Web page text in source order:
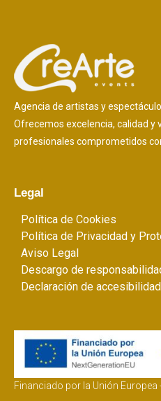
Agencia de artistas y
Ofrecemos excelencia, calidad y
profesionales comprometidos
Legal
Política de Cookies
Política de Privacidad y
Aviso Legal
Descargo de
Declaración de accesibilidad
Financiado por la Unión Europea